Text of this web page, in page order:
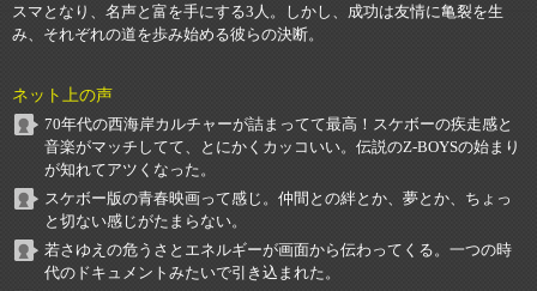
スマとなり、名声と富を手にする3人。しかし、成功は友情に亀裂を生
み、それぞれの道を歩み始める彼らの決断。
ネット上の声
70年代の西海岸カルチャーが詰まってて最高！スケボーの疾走感と
音楽がマッチしてて、とにかくカッコいい。伝説のZ-BOYSの始まり
が知れてアツくなった。
スケボー版の青春映画って感じ。仲間との絆とか、夢とか、ちょっ
と切ない感じがたまらない。
若さゆえの危うさとエネルギーが画面から伝わってくる。一つの時
代のドキュメントみたいで引き込まれた。